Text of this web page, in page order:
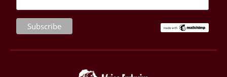
28/03/26 AFRIQUE - MOBILE MONEY
Selon le rapport publié par l’Association mondiale des opérateurs de
par les comptes de mobile money en Afrique au cours de l'année